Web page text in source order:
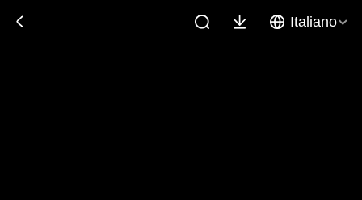
Italiano